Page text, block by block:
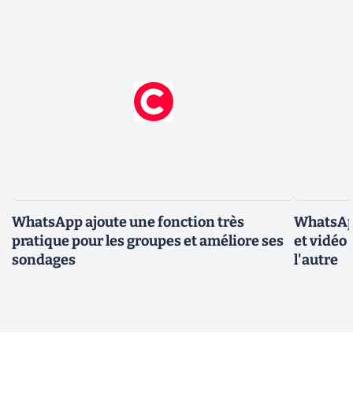
WhatsApp ajoute une fonction très
pratique pour les groupes et améliore ses
sondages
et vidéo
l'autre